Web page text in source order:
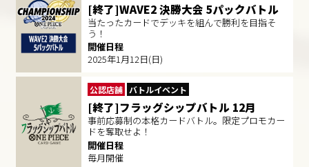
[終了]WAVE2 決勝大会 5パックバトル
当たったカードでデッキを組んで勝利を目指そ
う！
開催日程
2025年1月12日(日)
公認店舗 バトルイベント
[終了]フラッグシップバトル 12月
事前応募制の本格カードバトル。限定プロモカー
ドを奪取せよ！
開催日程
毎月開催